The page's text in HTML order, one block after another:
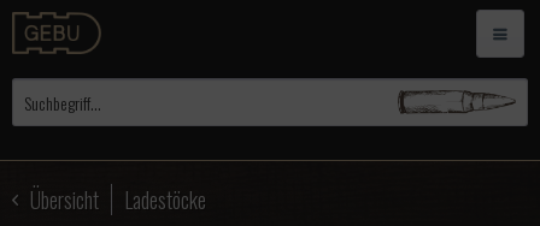
Übersicht Ladestöcke